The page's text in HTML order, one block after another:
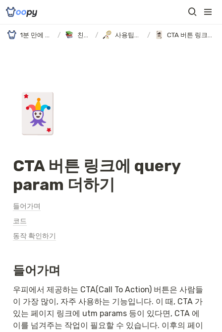
/ / /
🃏
CTA 버튼 링크에 query
param 더하기
들어가며
코드
동작 확인하기
들어가며
우피에서 제공하는 CTA(Call To Action) 버튼은 사람들
이 가장 많이, 자주 사용하는 기능입니다. 이 때, CTA 가
있는 페이지 링크에 utm params 등이 있다면, CTA 에
이를 넘겨주는 작업이 필요할 수 있습니다. 이후의 페이